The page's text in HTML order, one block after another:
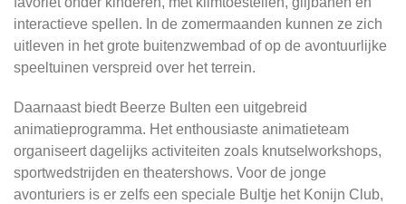
interactieve spellen. In de zomermaanden kunnen ze zich
uitleven in het grote buitenzwembad of op de avontuurlijke
speeltuinen verspreid over het terrein.
Daarnaast biedt Beerze Bulten een uitgebreid
animatieprogramma. Het enthousiaste animatieteam
organiseert dagelijks activiteiten zoals knutselworkshops,
sportwedstrijden en theatershows. Voor de jonge
avonturiers is er zelfs een speciale Bultje het Konijn Club,